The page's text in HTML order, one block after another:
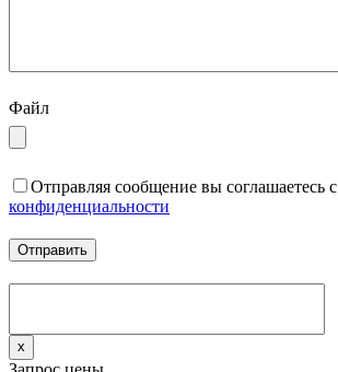
Файл
Отправляя сообщение вы соглашаетесь с
конфиденциальности
x